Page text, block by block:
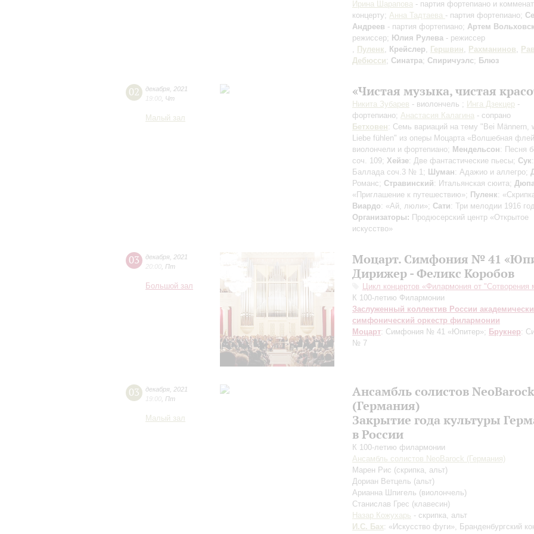
Ирина Шарапова - партия фортепиано и
концерту; Анна Тадтаева - партия фортепиано;
Андреев - партия фортепиано; Артем
режиссер; Юлия Рулева - режиссер
, Пуленк, Крейслер, Гершвин, Рахманинов,
Дебюсси; Синатра; Спиричуэлс; Блюз
02 декабря 2021
19:00 Чт
Малый зал
«Чистая музыка, чистая
Никита Зубарев - виолончель ; Инга Дзекцер -
фортепиано; Анастасия Калагина - сопрано
Бетховен: Семь вариаций на тему "Bei Männern,
Liebe fühlen" из оперы Моцарта «Волшебная
виолончели и фортепиано; Мендельсон: Песня
соч. 109; Хейзе: Две фантастические пьесы; Сук:
Баллада соч.3 № 1; Шуман: Адажио и аллегро;
Романс; Стравинский: Итальянская сюита;
«Приглашение к путешествию»; Пуленк:
Виардо: «Ай, люли»; Сати: Три мелодии 1916
Организаторы: Продюсерский центр «Открытое
искусство»
03 декабря 2021
20:00 Пт
Большой зал
Моцарт. Симфония № 41
Дирижер - Феликс Коробов
Цикл концертов «Филармония от "Сотворения
К 100-летию Филармонии
Заслуженный коллектив России
симфонический оркестр филармонии
Моцарт: Симфония № 41 «Юпитер»; Брукнер:
№ 7
03 декабря 2021
19:00 Пт
Малый зал
Ансамбль солистов NeoBarock
(Германия)
Закрытие года культуры
в России
К 100-летию филармонии
Ансамбль солистов NeoBarock (Германия)
Марен Рис (скрипка, альт)
Дориан Ветцель (альт)
Арианна Шпигель (виолончель)
Станислав Грес (клавесин)
Назар Кожухарь - скрипка, альт
И.С. Бах: «Искусство фуги», Бранденбургский